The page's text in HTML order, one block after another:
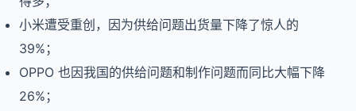
小米遭受重创，因为供给问题出货量下降了惊人的
39%；
OPPO 也因我国的供给问题和制作问题而同比大幅下降
26%；